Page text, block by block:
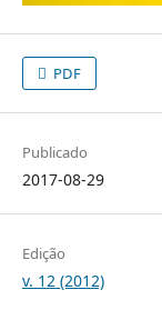
PDF
Publicado
2017-08-29
Edição
v. 12 (2012)